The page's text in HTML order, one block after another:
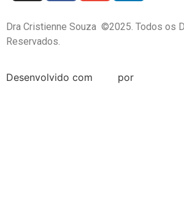
Dra Cristienne Souza ©2025. Todos os
Reservados.
Desenvolvido com por